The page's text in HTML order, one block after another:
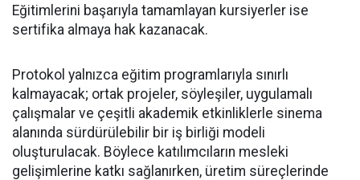
Eğitimlerini başarıyla tamamlayan kursiyerler ise
sertifika almaya hak kazanacak.
Protokol yalnızca eğitim programlarıyla sınırlı
kalmayacak; ortak projeler, söyleşiler, uygulamalı
çalışmalar ve çeşitli akademik etkinliklerle sinema
alanında sürdürülebilir bir iş birliği modeli
oluşturulacak. Böylece katılımcıların mesleki
gelişimlerine katkı sağlanırken, üretim süreçlerinde